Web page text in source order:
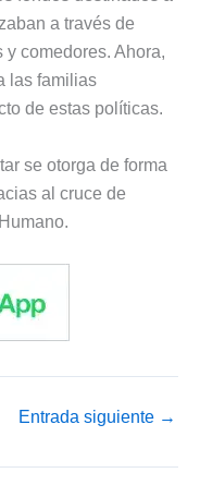
a través de
comedores. Ahora,
las familias
de estas políticas.
se otorga de forma
al cruce de
Entrada siguiente →